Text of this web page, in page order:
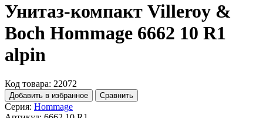
Унитаз-компакт Villeroy &
Boch Hommage 6662 10 R1
alpin
Код товара: 22072
Добавить в избранное Сравнить
Серия: Hommage